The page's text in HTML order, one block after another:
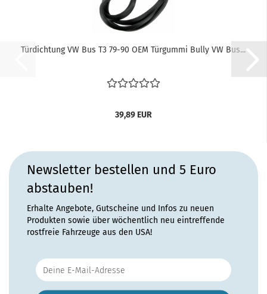
Türdichtung VW Bus T3 79-90 OEM Türgummi Bully VW Bus...
39,89 EUR
Newsletter bestellen und 5 Euro
abstauben!
Erhalte Angebote, Gutscheine und Infos zu neuen
Produkten sowie über wöchentlich neu eintreffende
rostfreie Fahrzeuge aus den USA!